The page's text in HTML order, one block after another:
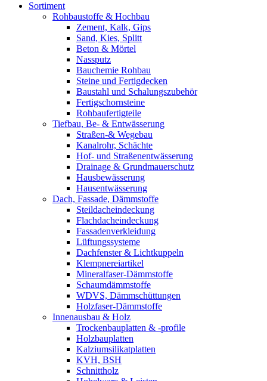
Sortiment
Rohbaustoffe & Hochbau
Zement, Kalk, Gips
Sand, Kies, Splitt
Beton & Mörtel
Nassputz
Bauchemie Rohbau
Steine und Fertigdecken
Baustahl und Schalungszubehör
Fertigschornsteine
Rohbaufertigteile
Tiefbau, Be- & Entwässerung
Straßen-& Wegebau
Kanalrohr, Schächte
Hof- und Straßenentwässerung
Drainage & Grundmauerschutz
Hausbewässerung
Hausentwässerung
Dach, Fassade, Dämmstoffe
Steildacheindeckung
Flachdacheindeckung
Fassadenverkleidung
Lüftungssysteme
Dachfenster & Lichtkuppeln
Klempnereiartikel
Mineralfaser-Dämmstoffe
Schaumdämmstoffe
WDVS, Dämmschüttungen
Holzfaser-Dämmstoffe
Innenausbau & Holz
Trockenbauplatten & -profile
Holzbauplatten
Kalziumsilikatplatten
KVH, BSH
Schnittholz